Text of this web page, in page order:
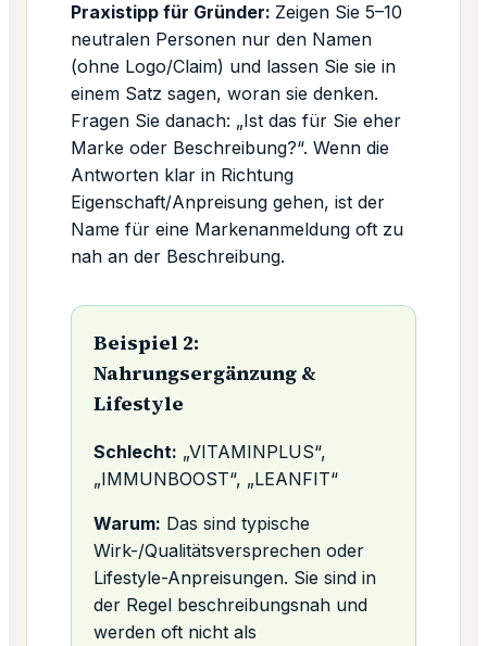
Praxistipp für Gründer: Zeigen Sie 5–10
neutralen Personen nur den Namen
(ohne Logo/Claim) und lassen Sie sie in
einem Satz sagen, woran sie denken.
Fragen Sie danach: „Ist das für Sie eher
Marke oder Beschreibung?“. Wenn die
Antworten klar in Richtung
Eigenschaft/Anpreisung gehen, ist der
Name für eine Markenanmeldung oft zu
nah an der Beschreibung.
Beispiel 2:
Nahrungsergänzung &
Lifestyle
Schlecht: „VITAMINPLUS“,
„IMMUNBOOST“, „LEANFIT“
Warum: Das sind typische
Wirk-/Qualitätsversprechen oder
Lifestyle-Anpreisungen. Sie sind in
der Regel beschreibungsnah und
werden oft nicht als